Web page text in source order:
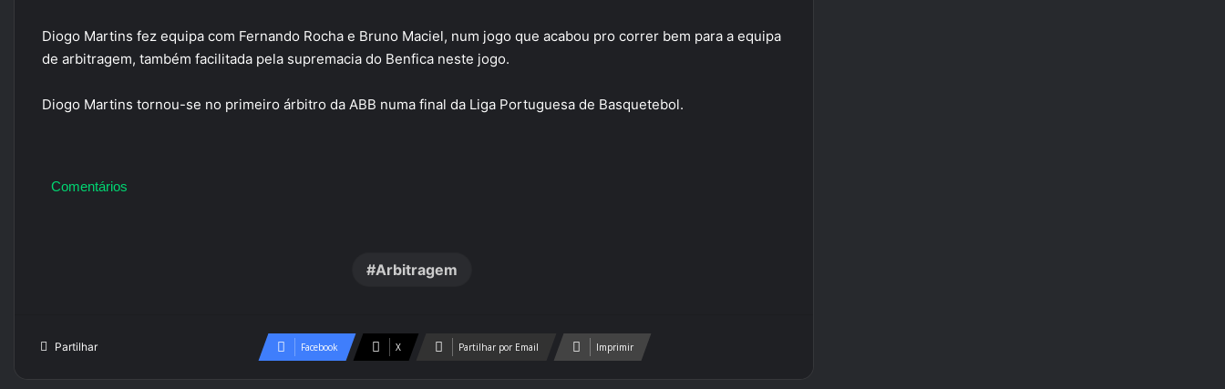
Diogo Martins fez equipa com Fernando Rocha e Bruno Maciel, num jogo que acabou pro correr bem para a equipa
de arbitragem, também facilitada pela supremacia do Benfica neste jogo.
Diogo Martins tornou-se no primeiro árbitro da ABB numa final da Liga Portuguesa de Basquetebol.
Comentários
Arbitragem
Partilhar Facebook X Partilhar por Email Imprimir